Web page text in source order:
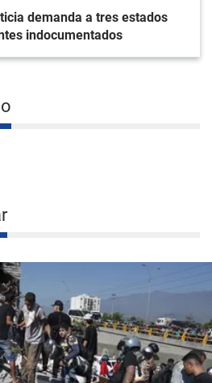
demanda a tres estados
indocumentados